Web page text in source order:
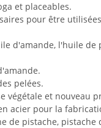
et placeables.
pour être
d'amande, l'huile de
pelées.
végétale et nouveau
acier pour la
de pistache,